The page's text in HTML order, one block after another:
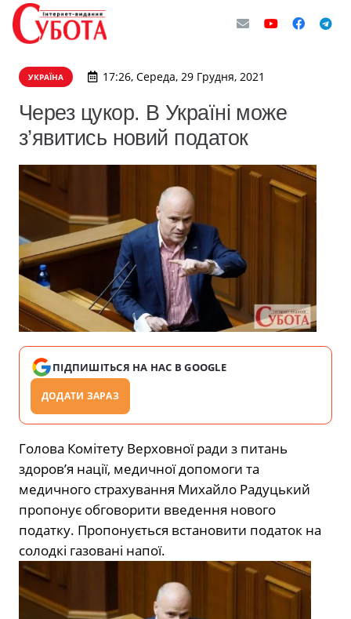
УКРАЇНА 17:26, Середа, 29 Грудня, 2021
Через цукор. В Україні може
з’явитись новий податок
ПІДПИШІТЬСЯ НА НАС В GOOGLE
ДОДАТИ ЗАРАЗ
Голова Комітету Верховної ради з питань
здоров’я нації, медичної допомоги та
медичного страхування Михайло Радуцький
пропонує обговорити введення нового
податку. Пропонується встановити податок на
солодкі газовані напої.